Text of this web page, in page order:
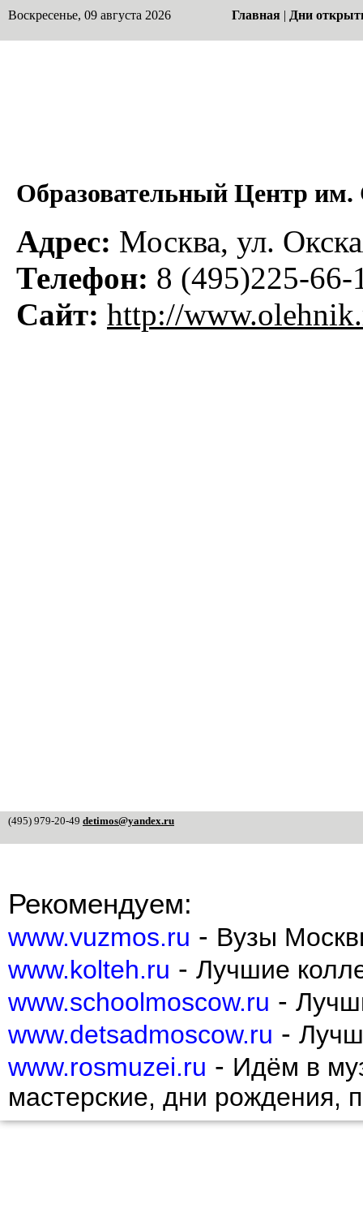
Воскресенье, 09 августа 2026 Главная | Дни
Образовательный Центр
Адрес: Москва, ул.
Телефон: 8 (495)225-66-
Сайт: http://
(495) 979-20-49 detimos@yandex.ru
Рекомендуем:
www.vuzmos.ru - Вузы
www.kolteh.ru - Лучшие
www.schoolmoscow.ru -
www.detsadmoscow.ru -
www.rosmuzei.ru - Идём в
мастерские, дни рождения,